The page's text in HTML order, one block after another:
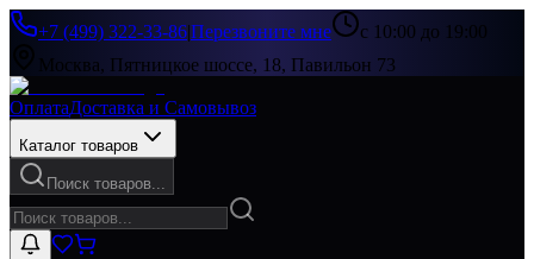
+7 (499) 322-33-86|Перезвоните мне
с 10:00 до 19:00
Москва, Пятницкое шоссе, 18, Павильон 73
ОплатаДоставка и Самовывоз
Каталог товаров
Поиск товаров...